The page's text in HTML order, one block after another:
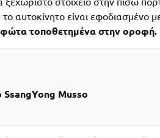
αυτοκίνητο είναι εφοδιασμένο
φώτα τοποθετημένα στην οροφή.
Musso